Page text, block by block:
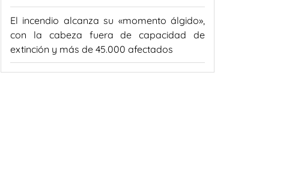
El incendio alcanza su «momento álgido»,
con la cabeza fuera de capacidad de
extinción y más de 45.000 afectados